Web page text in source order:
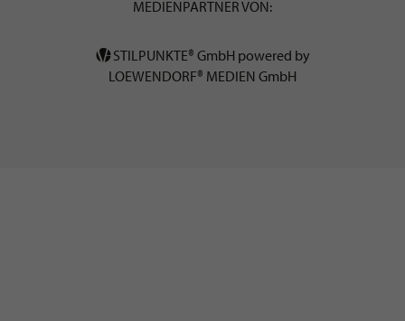
MEDIENPARTNER VON:
STILPUNKTE® GmbH powered by
LOEWENDORF® MEDIEN GmbH